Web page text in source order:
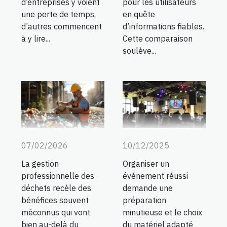
une perte de temps,
d’autres commencent
à y lire...
en quête
d’informations fiables.
Cette comparaison
soulève...
07/02/2026
La gestion
professionnelle des
déchets recèle des
bénéfices souvent
méconnus qui vont
bien au-delà du
10/12/2025
Organiser un
événement réussi
demande une
préparation
minutieuse et le choix
du matériel adapté